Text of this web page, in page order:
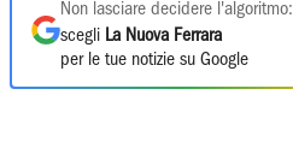
Non lasciare decidere l'algoritmo:
scegli La Nuova Ferrara
per le tue notizie su Google